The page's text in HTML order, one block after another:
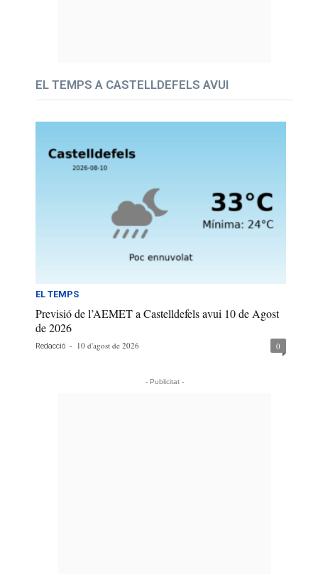
EL TEMPS A CASTELLDEFELS AVUI
EL TEMPS
Previsió de l’AEMET a Castelldefels avui 10 de Agost
de 2026
Redacció - 10 d'agost de 2026 0
- Publicitat -